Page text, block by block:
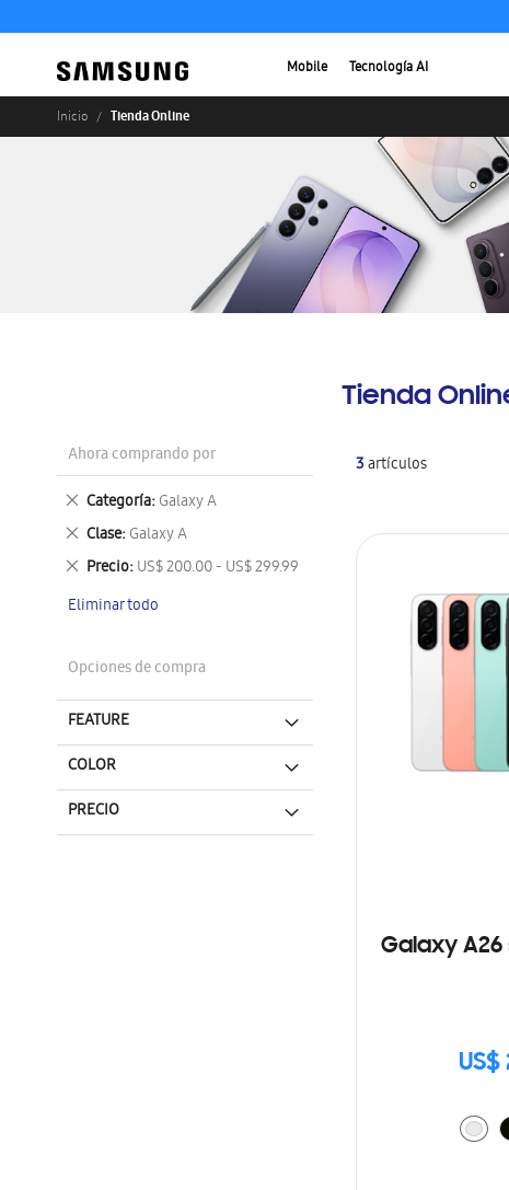
Mobile Tecnología AI
Inicio Tienda Online
Tienda
3artículos
Galaxy A26
US$
Ahora comprando por
Categoría Galaxy A
Eliminar
este
artículo
Clase Galaxy A
Eliminar
este
artículo
Precio US$ 200.00 - US$ 299.99
Eliminar
artículo
Eliminar todo
Opciones de compra
FEATURE
COLOR
PRECIO